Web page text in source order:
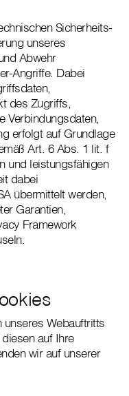
Sicherheits-
unseres
Abwehr
Angriffe. Dabei
des Zugriffs,
Verbindungsdaten,
erfolgt auf Grundlage
Art. 6 Abs. 1 lit. f
und leistungsfähigen
dabei
übermittelt werden,
Garantien,
Framework
Webauftritts
auf Ihre
wir auf unserer